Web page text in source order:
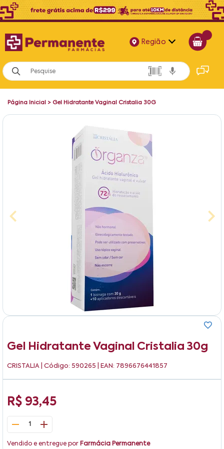
Região
Alagoas
Bahia
Página Inicial > Gel Hidratante Vaginal Cristalia 30G
Gel Hidratante Vaginal Cristalia 30g
CRISTALIA | Código: 590265 | EAN: 7896676441857
R$ 93,45
1
Vendido e entregue por Farmácia Permanente